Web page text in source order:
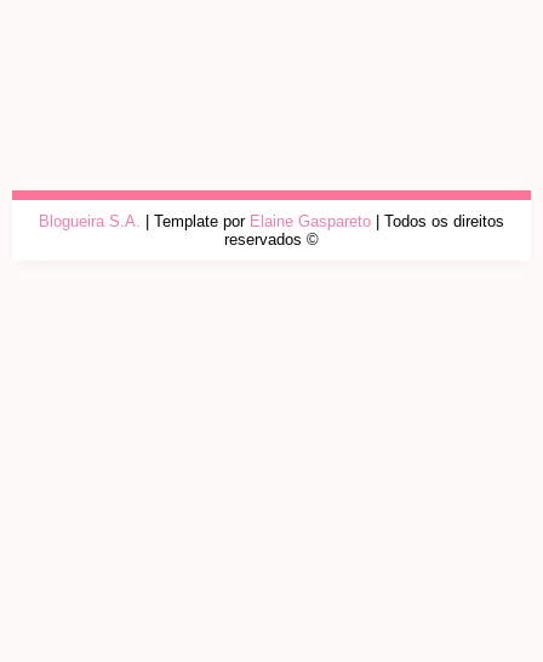
Blogueira S.A. | Template por Elaine Gaspareto | Todos os direitos
reservados ©